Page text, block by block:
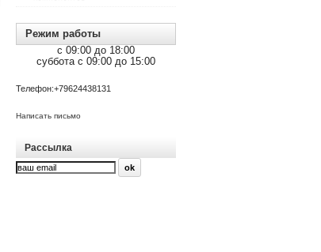
Режим работы
c 09:00 до 18:00
суббота c 09:00 до 15:00
Телефон:+79624438131
Написать письмо
Рассылка